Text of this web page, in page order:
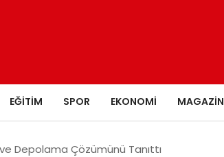
EĞITIM SPOR EKONOMI MAGAZIN
ve Depolama Çözümünü Tanıttı